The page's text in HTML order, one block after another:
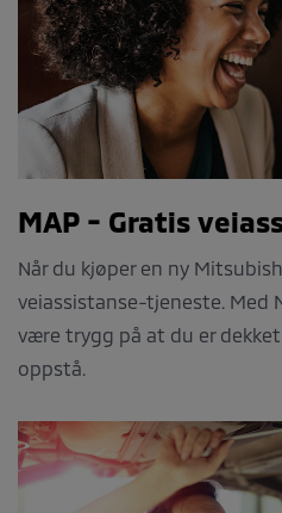
MAP - Gratis
Når du kjøper en ny
veiassistanse-tjeneste. Med
være trygg på at du er
oppstå.